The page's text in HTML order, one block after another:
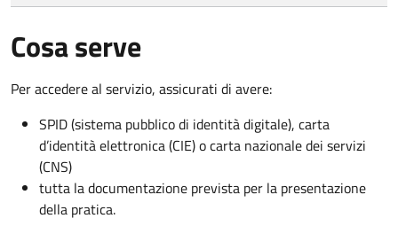
Cosa serve
Per accedere al servizio, assicurati di avere:
SPID (sistema pubblico di identità digitale), carta
d’identità elettronica (CIE) o carta nazionale dei servizi
(CNS)
tutta la documentazione prevista per la presentazione
della pratica.